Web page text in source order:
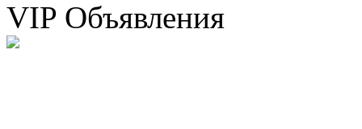
VIP Объявления